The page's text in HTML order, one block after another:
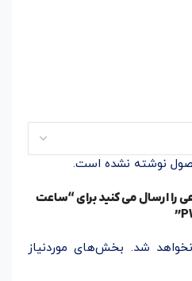
نوشته نشده است.
را ارسال می کنید برای “ساعت
شد. بخش‌های موردنیاز